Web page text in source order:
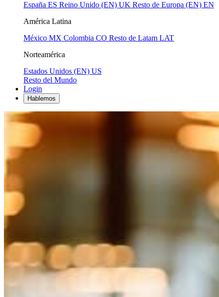
España ES Reino Unido (EN) UK Resto de Europa (EN) EN
América Latina
México MX Colombia CO Resto de Latam LAT
Norteamérica
Estados Unidos (EN) US
Resto del Mundo
Login
Hablemos